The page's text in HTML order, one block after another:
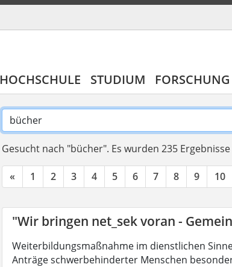
HOCHSCHULE STUDIUM FORSCHUNG
Gesucht nach "bücher". Es wurden 235
« 1 2 3 4 5 6 7 8 9 10
"Wir bringen net_sek voran -
Weiterbildungsmaßnahme im dienstlichen
Anträge schwerbehinderter Menschen